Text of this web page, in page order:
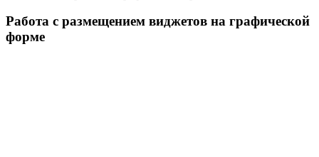
Работа с размещением виджетов на графической
форме